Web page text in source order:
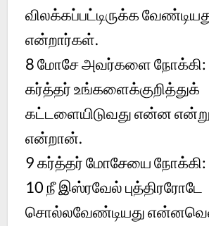
விலக்கப்பட்டிருக்க
என்றார்கள்.
8மோசே அவர்களை நோக்கி:
கர்த்தர் உங்களைக்குறித்துக்
கட்டளையிடுவது என்ன
என்றான்.
9கர்த்தர் மோசேயை நோக்கி:
10நீ இஸ்ரவேல் புத்திரரோடே
சொல்லவேண்டியது